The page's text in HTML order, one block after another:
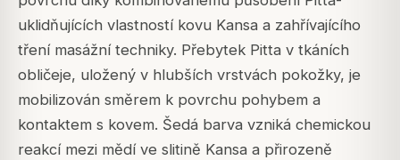
uklidňujících vlastností kovu Kansa a zahřívajícího
tření masážní techniky. Přebytek Pitta v tkáních
obličeje, uložený v hlubších vrstvách pokožky, je
mobilizován směrem k povrchu pohybem a
kontaktem s kovem. Šedá barva vzniká chemickou
reakcí mezi mědí ve slitině Kansa a přirozeně